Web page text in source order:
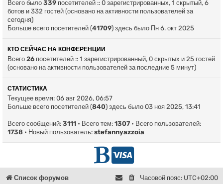
Всего было 339 посетителей :: 0 зарегистрированных, 1 скрытый, 6
ботов и 332 гостей (основано на активности пользователей за
сегодня)
Больше всего посетителей (41709) здесь было Пн 6. окт 2025
КТО СЕЙЧАС НА КОНФЕРЕНЦИИ
Всего 26 посетителей :: 1 зарегистрированный, 0 скрытых и 25 гостей
(основано на активности пользователей за последние 5 минут)
СТАТИСТИКА
Текущее время: 06 авг 2026, 06:57
Больше всего посетителей (840) здесь было 03 ноя 2025, 13:41
Всего сообщений: 3111 • Всего тем: 1307 • Всего пользователей:
1738 • Новый пользователь: stefannyazzoia
Г
D
o
Список форумов Часовой пояс: UTC+02:00